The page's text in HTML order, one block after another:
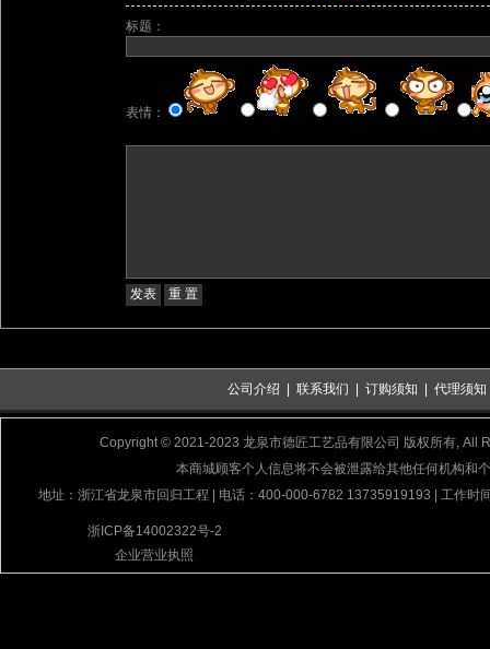
标题：
表情：
公司介绍 联系我们 订购须知 代理须知
Copyright © 2021-2023 龙泉市德匠工艺品有限公司 版权所有, All
本商城顾客个人信息将不会被泄露给其他任何机构和
地址：浙江省龙泉市回归工程 | 电话：400-000-6782 13735919193 | 工作时
浙ICP备14002322号-2
企业营业执照